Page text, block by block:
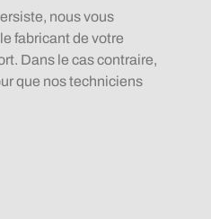
nous vous
fabricant de votre
Dans le cas contraire,
que nos techniciens